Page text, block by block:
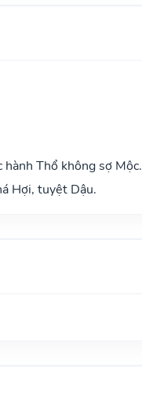
Thổ không sợ Mộc.
Hợi, tuyệt Dậu.